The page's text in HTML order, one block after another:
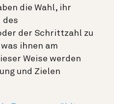
die Wahl, ihr
des
der Schrittzahl zu
ihnen am
Weise werden
und Zielen